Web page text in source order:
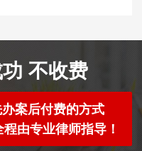
不收费
案后付费的方式
由专业律师指导！